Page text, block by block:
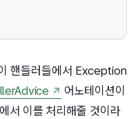
핸들러들에서 Exception
어노테이션이
서 이를 처리해줄 것이라